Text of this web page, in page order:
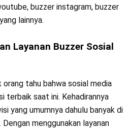
buzzer instagram, buzzer
lainnya.
Layanan Buzzer Sosial
tahu bahwa sosial media
terbaik saat ini. Kehadirannya
yang umumnya dahulu banyak di
menggunakan layanan